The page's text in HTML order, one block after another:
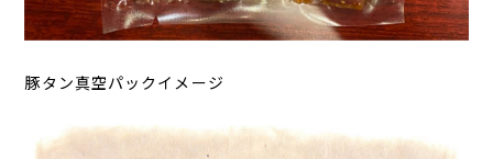
豚タン真空パックイメージ